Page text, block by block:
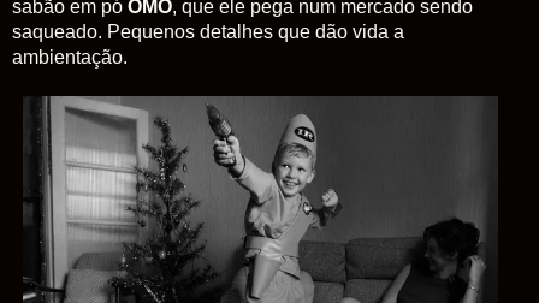
sabão em pó OMO, que ele pega num mercado sendo
saqueado. Pequenos detalhes que dão vida a
ambientação.